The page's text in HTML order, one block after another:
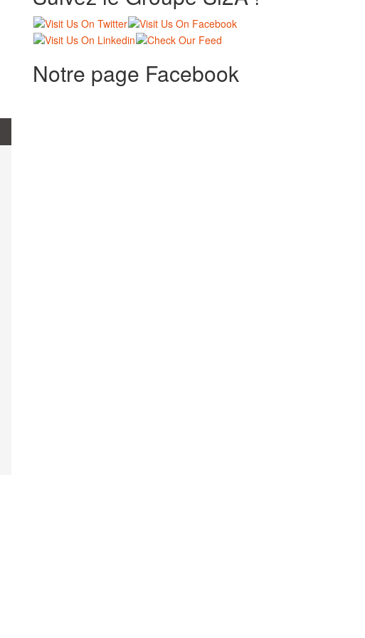
Notre page Facebook